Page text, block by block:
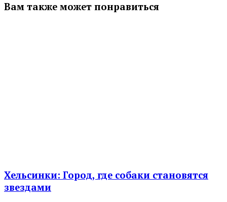
Вам также может понравиться
Хельсинки: Город, где собаки становятся
звездами